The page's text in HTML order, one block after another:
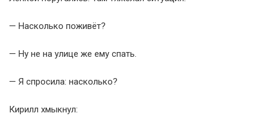
— Насколько поживёт?
— Ну не на улице же ему спать.
— Я спросила: насколько?
Кирилл хмыкнул: